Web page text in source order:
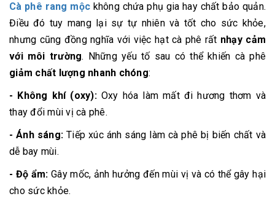
Cà phê rang mộc không chứa phụ gia hay chất bảo quản.
Điều đó tuy mang lại sự tự nhiên và tốt cho sức khỏe,
nhưng cũng đồng nghĩa với việc hạt cà phê rất nhạy cảm
với môi trường. Những yếu tố sau có thể khiến cà phê
giảm chất lượng nhanh chóng:
- Không khí (oxy):Oxy hóa làm mất đi hương thơm và
thay đổi mùi vị cà phê.
- Ánh sáng: Tiếp xúc ánh sáng làm cà phê bị biến chất và
dễ bay mùi.
- Độ ẩm: Gây mốc, ảnh hưởng đến mùi vị và có thể gây hại
cho sức khỏe.